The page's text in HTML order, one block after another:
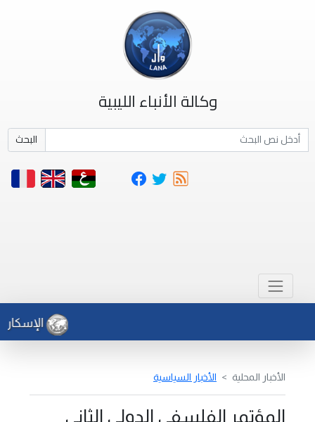
وكالة الأنباء الليبية
البحث
الإسكان : 150 ألف دينار لدعم الشباب والتقسيط على 25 عاماً .
الأخبار المحلية الأخبار السياسية
المؤتمر الفلسفي الدولي الثاني